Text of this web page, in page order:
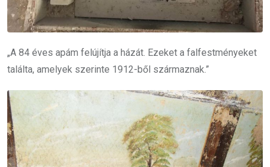
„A 84 éves apám felújítja a házát. Ezeket a falfestményeket
találta, amelyek szerinte 1912-ből származnak.”